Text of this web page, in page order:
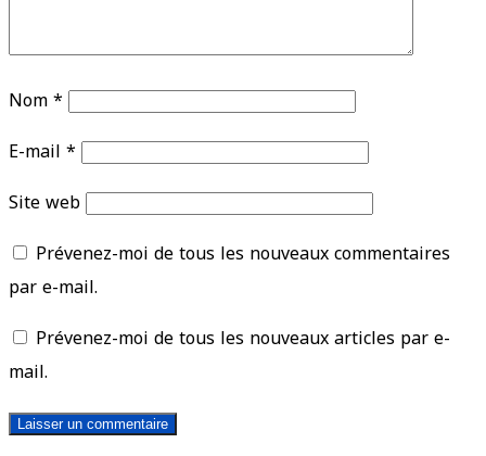
Nom*
E-mail*
Site web
Prévenez-moi de tous les nouveaux commentaires
par e-mail.
Prévenez-moi de tous les nouveaux articles par e-
mail.